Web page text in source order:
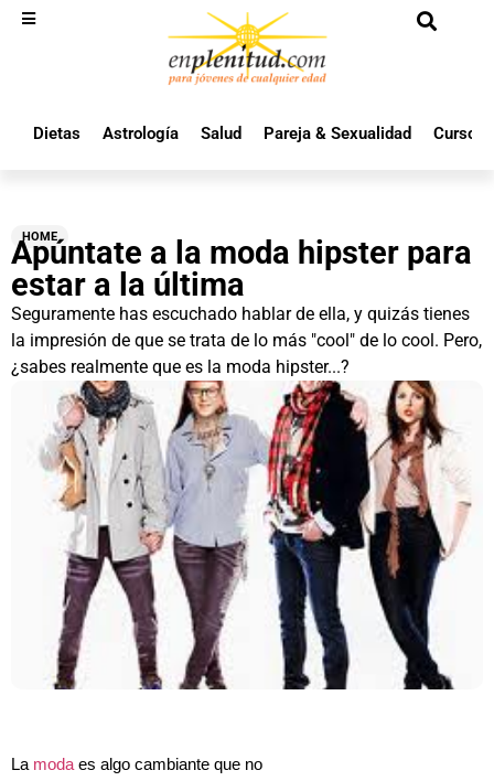
Dietas Astrología Salud Pareja & Sexualidad Cursos
HOME
Apúntate a la moda hipster para
estar a la última
Seguramente has escuchado hablar de ella, y quizás tienes
la impresión de que se trata de lo más "cool" de lo cool. Pero,
¿sabes realmente que es la moda hipster...?
La moda es algo cambiante que no